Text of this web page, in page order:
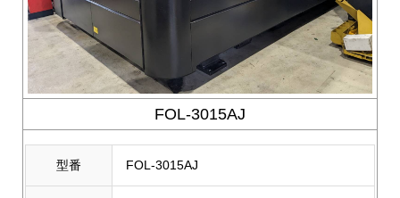
FOL-3015AJ
型番 FOL-3015AJ